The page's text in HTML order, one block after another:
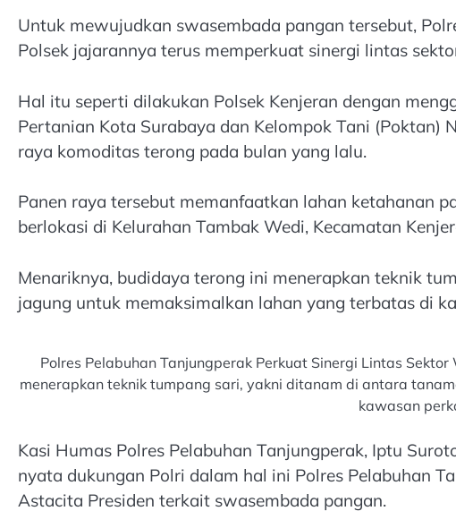
Untuk mewujudkan swasembada pangan tersebut,
Polsek jajarannya terus memperkuat sinergi lintas
Hal itu seperti dilakukan Polsek Kenjeran dengan
Pertanian Kota Surabaya dan Kelompok Tani (Poktan)
raya komoditas terong pada bulan yang lalu.
Panen raya tersebut memanfaatkan lahan ketahanan
berlokasi di Kelurahan Tambak Wedi, Kecamatan
Menariknya, budidaya terong ini menerapkan teknik
jagung untuk memaksimalkan lahan yang terbatas di
Polres Pelabuhan Tanjungperak Perkuat Sinergi Lintas
menerapkan teknik tumpang sari, yakni ditanam di antara
kawasan
Kasi Humas Polres Pelabuhan Tanjungperak, Iptu
nyata dukungan Polri dalam hal ini Polres Pelabuhan
Astacita Presiden terkait swasembada pangan.